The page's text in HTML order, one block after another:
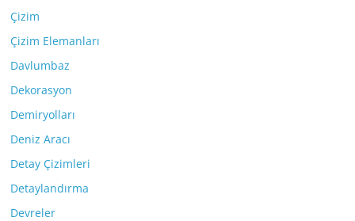
Çizim
Çizim Elemanları
Davlumbaz
Dekorasyon
Demiryolları
Deniz Aracı
Detay Çizimleri
Detaylandırma
Devreler